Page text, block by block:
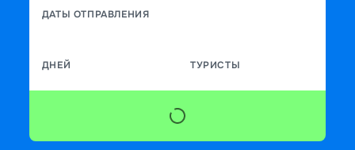
ДАТЫ ОТПРАВЛЕНИЯ
ДНЕЙ ТУРИСТЫ